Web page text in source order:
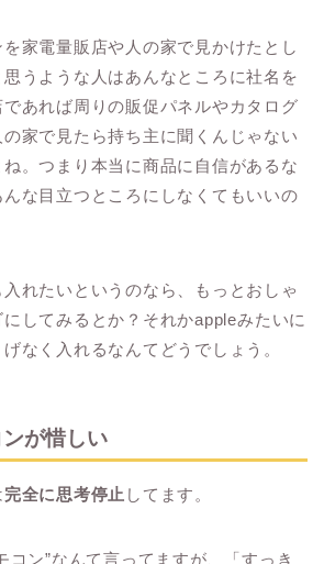
家電量販店や人の家で見かけたとし
うような人はあんなところに社名を
あれば周りの販促パネルやカタログ
家で見たら持ち主に聞くんじゃない
。つまり本当に商品に自信があるな
な目立つところにしなくてもいいの
れたいというのなら、もっとおしゃ
してみるとか？それかappleみたいに
なく入れるなんてどうでしょう。
が惜しい
完全に思考停止 してます。
コン”なんて言ってますが、「すっき